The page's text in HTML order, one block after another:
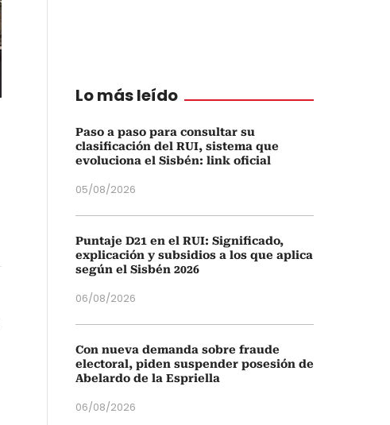
Lo más leído
Paso a paso para consultar su
clasificación del RUI, sistema que
evoluciona el Sisbén: link oficial
05/08/2026
Puntaje D21 en el RUI: Significado,
explicación y subsidios a los que aplica
según el Sisbén 2026
06/08/2026
Con nueva demanda sobre fraude
electoral, piden suspender posesión de
Abelardo de la Espriella
06/08/2026